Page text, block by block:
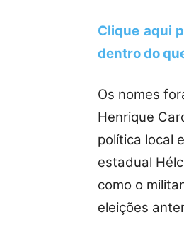
Clique aqui
dentro do
Os nomes
Henrique
política local
estadual
como o
eleições